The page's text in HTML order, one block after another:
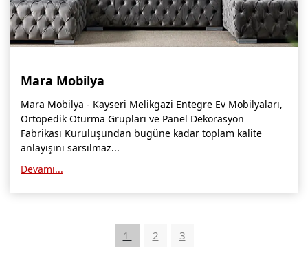
Mara Mobilya
Mara Mobilya - Kayseri Melikgazi Entegre Ev Mobilyaları,
Ortopedik Oturma Grupları ve Panel Dekorasyon
Fabrikası Kuruluşundan bugüne kadar toplam kalite
anlayışını sarsılmaz...
Devamı...
1 2 3